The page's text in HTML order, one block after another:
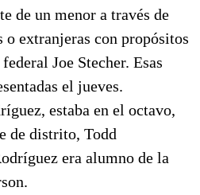
de un menor a través de
o extranjeras con propósitos
Joe Stecher. Esas
el jueves.
estaba en el octavo,
de distrito, Todd
era alumno de la